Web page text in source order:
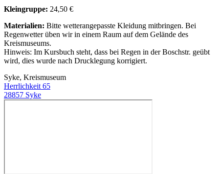
Kleingruppe: 24,50 €
Materialien: Bitte wetterangepasste Kleidung mitbringen. Bei
Regenwetter üben wir in einem Raum auf dem Gelände des
Kreismuseums.
Hinweis: Im Kursbuch steht, dass bei Regen in der Boschstr. geübt
wird, dies wurde nach Drucklegung korrigiert.
Syke, Kreismuseum
Herrlichkeit 65
28857 Syke